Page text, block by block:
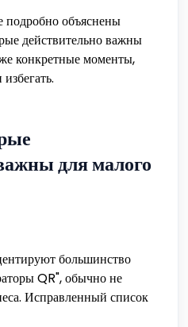
подробно объяснены
действительно важны
конкретные моменты,
для малого
большинство
QR", обычно не
Исправленный список